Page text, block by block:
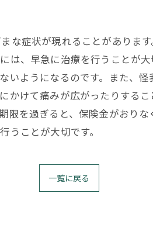
な症状が現れることがありま
は、早急に治療を行うことが
いようになるのです。また、
かけて痛みが広がったりする
限を過ぎると、保険金がおり
うことが大切です。
一覧に戻る